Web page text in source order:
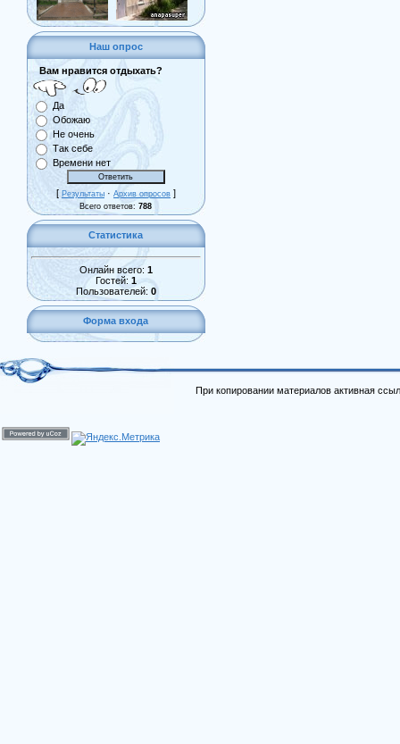
Наш опрос
Вам нравится отдыхать?
Да
Обожаю
Не очень
Так себе
Времени нет
[ Результаты · Архив опросов ]
Всего ответов:788
Статистика
Онлайн всего: 1
Гостей: 1
Пользователей: 0
Форма входа
При копировании материалов активная